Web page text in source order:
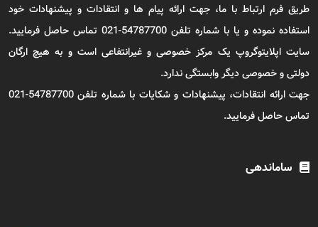
طریق فرم ارتباط با ما، جهت ارائه پیام ها و انتقادات و پیشنهادات خود
استفاده نموده و یا با شماره تلفن 54787700-021 تماس حاصل فرمایید.
سایت اپلایتوگروپ یک مرکز خصوصی و غیرانتفاعی است و به هیچ ارگان
دولتی و خصوصی دیگر وابستگی ندارد.
جهت ارائه انتقادات، پیشنهادات و شکایات با شماره تلفن 54787700-021
تماس حاصل فرمایید.
ساماندهی